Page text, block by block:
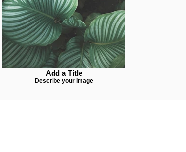
Add a Title
Describe your image